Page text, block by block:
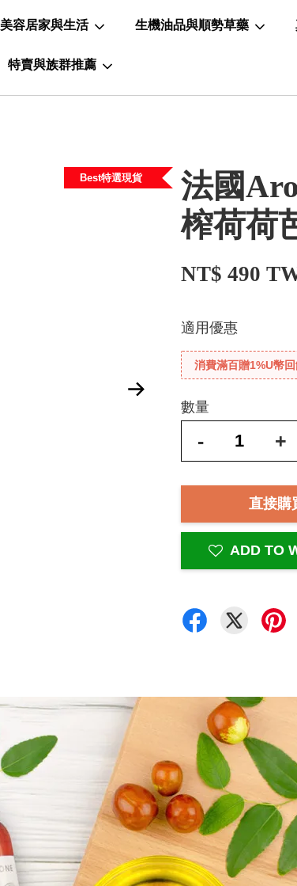
美容居家與生活 生機油品與順勢草藥
特賣與族群推薦
Best特選現貨
法國
榨荷荷
NT$ 490
適用優惠
消費滿百贈1%U幣
數量
- +
直接購
ADD TO